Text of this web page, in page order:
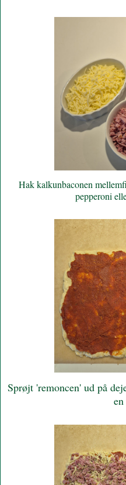
Hak kalkunbaconen
pepperoni
Sprøjt 'remoncen' ud på